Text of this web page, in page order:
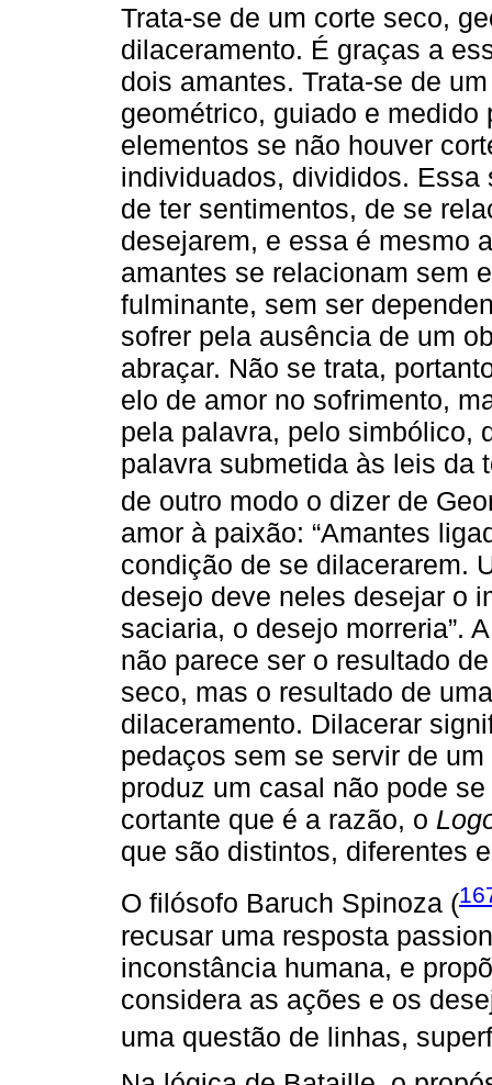
Trata-se de um corte seco,
dilaceramento. É graças a
dois amantes. Trata-se de
geométrico, guiado e
elementos se não houver
individuados, divididos.
de ter sentimentos, de se
desejarem, e essa é mesmo
amantes se relacionam sem
fulminante, sem ser
sofrer pela ausência de um
abraçar. Não se trata,
elo de amor no sofrimento,
pela palavra, pelo simbólico,
palavra submetida às leis da
de outro modo o dizer de
amor à paixão: “Amantes
condição de se dilacerarem.
desejo deve neles desejar o
saciaria, o desejo morreria”.
não parece ser o resultado
seco, mas o resultado de
dilaceramento. Dilacerar
pedaços sem se servir de
produz um casal não pode
cortante que é a razão, o
que são distintos, diferentes
O filósofo Baruch Spinoza (
recusar uma resposta
inconstância humana, e
considera as ações e os
uma questão de linhas,